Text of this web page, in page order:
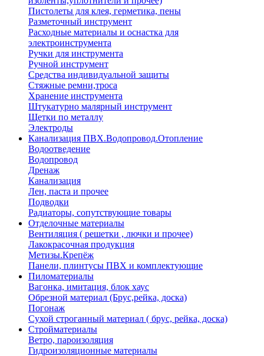
Пистолеты для клея, герметика, пены
Разметочный инструмент
Расходные материалы и оснастка для
электроинструмента
Ручки для инструмента
Ручной инструмент
Средства индивидуальной защиты
Стяжные ремни,троса
Хранение инструмента
Штукатурно малярный инструмент
Щетки по металлу
Электроды
Канализация ПВХ.Водопровод.Отопление
Водоотведение
Водопровод
Дренаж
Канализация
Лен, паста и прочее
Подводки
Радиаторы, сопутствующие товары
Отделочные материалы
Вентиляция ( решетки , лючки и прочее)
Лакокрасочная продукция
Метизы.Крепёж
Панели, плинтусы ПВХ и комплектующие
Пиломатериалы
Вагонка, имитация, блок хаус
Обрезной материал (Брус,рейка, доска)
Погонаж
Сухой строганный материал ( брус, рейка, доска)
Стройматериалы
Ветро, пароизоляция
Гидроизоляционные материалы